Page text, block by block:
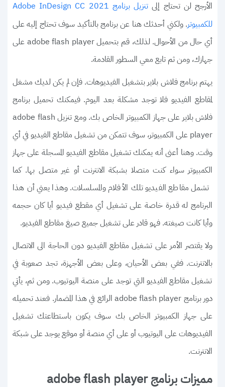
الأرجح لن تحتاج إلى
تنزيل برنامج Adobe InDesign CC 2021
للكمبيوتر. ولكني أحدثك هنا عن برنامج بالتأكيد سوف تحتاج إليه على
أي حال من الأحوال. لذلك، قم بتحميل adobe flash player على
جهازك، ومن ثم تابع معي السطور القادمة.
يهتم برنامج فلاش بلاير بتشغيل الفيديوهات. فإن لم يكن لديك مشغل
لمقاطع الفيديو فلا توجد مشكلة بعد اليوم. فيمكنك تحميل برنامج
فلاش بلاير على جهاز الكمبيوتر الخاص بك. ومع تنزيل adobe flash
player على الكمبيوتر، سوف تتمكن من تشغيل مقاطع الفيديو في أي
وقت. وهنا أعنى أنه يمكنك تشغيل مقاطع الفيديو المسجلة على جهاز
الكمبيوتر سواء كنت متصلا بشبكة الانترنت أو غير متصل بها. كما
تشمل مقاطع الفيديو تلك الأفلام والمسلسلات. وهذا يعني أن هذا
البرنامج له قدرة خاصة على تشغيل أي مقطع فيديو أيا كان حجمه
وأيا كانت صيغته. فهو قادر على تشغيل جميع صيغ مقاطع الفيديو.
ولا يقتصر الأمر على تشغيل مقاطع الفيديو دون الحاجة الى الاتصال
بالانترنت. ففي بعض الأحيان، وعلى بعض الأجهزة، تجد صعوبة في
تشغيل مقاطع الفيديو التي توجد على منصة اليوتيوب. ومن ثم، يأتي
دور برنامج adobe flash player الرائع في هذا المضمار. فعند تحميله
على جهاز الكمبيوتر الخاص بك سوف يكون باستطاعتك تشغيل
الفيديوهات على اليوتيوب أو على أي منصة أو موقع يوجد على شبكة
الانترنت.
مميزات برنامج adobe flash player